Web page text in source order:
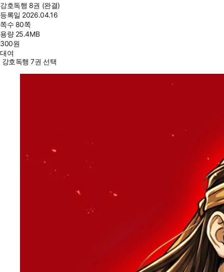
강호독행 8권 (완결)
등록일 2026.04.16
쪽수 80쪽
용량 25.4MB
300원
대여
강호독행 7권 선택